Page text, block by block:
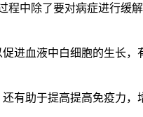
中除了要对病症进行缓
血液中白细胞的生长，
助于提高提高免疫力，